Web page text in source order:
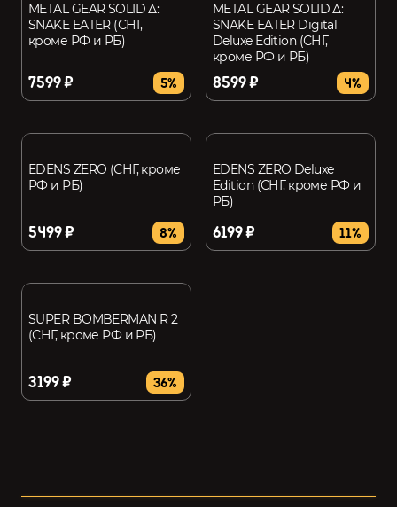
METAL GEAR SOLID Δ:
SNAKE EATER (СНГ,
кроме РФ и РБ)
7599 ₽ 5%
METAL GEAR SOLID Δ:
SNAKE EATER Digital
Deluxe Edition (СНГ,
кроме РФ и РБ)
8599 ₽ 4%
EDENS ZERO (СНГ, кроме
РФ и РБ)
5499 ₽ 8%
EDENS ZERO Deluxe
Edition (СНГ, кроме РФ и
РБ)
6199 ₽ 11%
SUPER BOMBERMAN R 2
(СНГ, кроме РФ и РБ)
3199 ₽ 36%